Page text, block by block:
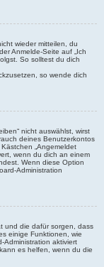
wieder mitteilen, du
Anmelde-Seite auf „Ich
So solltest du dich
so wende dich
nicht auswählst, wirst
deines Benutzerkontos
„Angemeldet
wenn du dich an einem
Wenn diese Option
Administration
und die dafür sorgen, dass
einige Funktionen, wie
Administration aktiviert
es helfen, wenn du die